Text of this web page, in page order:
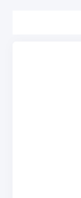
وجود ندارد